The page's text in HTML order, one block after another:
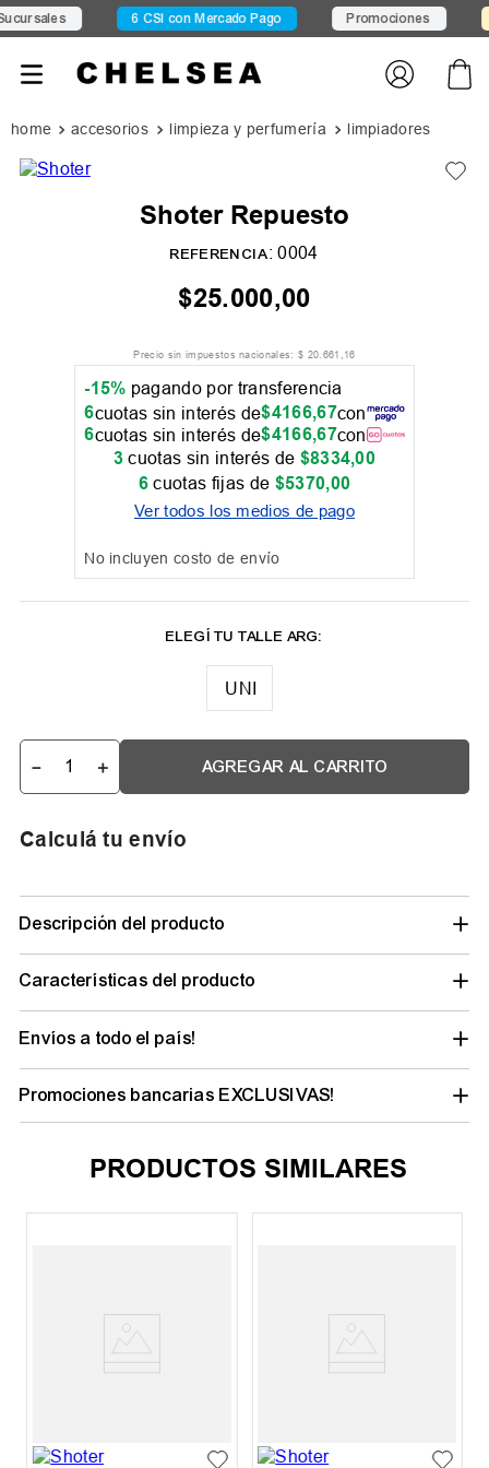
6 CSI con Mercado Pago Promociones
accesorios limpieza y perfumería limpiadores
Shoter Repuesto
REFERENCIA:0004
$25.000,00
Precio sin impuestos nacionales: $ 20.661,16
-15% pagando por transferencia
6cuotas sin interés de$4166,67con
6cuotas sin interés de$4166,67con
3 cuotas sin interés de $8334,00
6 cuotas fijas de $5370,00
Ver todos los medios de pago
No incluyen costo de envío
UNI
＋
－ AGREGAR AL CARRITO
Calculá tu envío
Descripción del producto
Características del producto
Envíos a todo el país!
Promociones bancarias EXCLUSIVAS!
PRODUCTOS SIMILARES